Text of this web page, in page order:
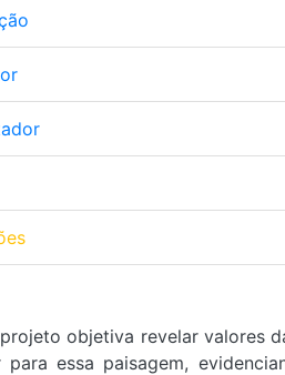
objetiva revelar valores
para essa paisagem,